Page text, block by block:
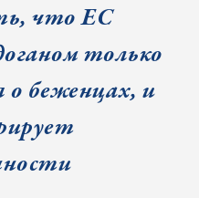
что ЕС
только
о беженцах, и